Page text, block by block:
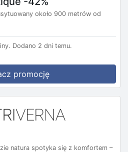
około 900 metrów od
Dodano 2 dni temu.
promocję
natura spotyka się z komfortem –